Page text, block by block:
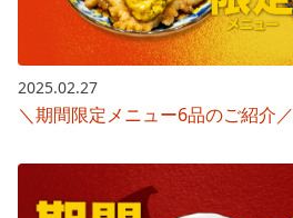
2025.02.27
＼期間限定メニュー6品のご紹介／